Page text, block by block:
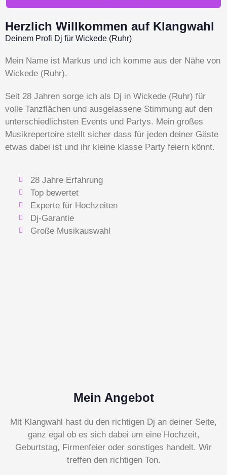
Herzlich Willkommen auf Klangwahl
Deinem Profi Dj für Wickede (Ruhr)
Mein Name ist Markus und ich komme aus der Nähe von
Wickede (Ruhr).
Seit 28 Jahren sorge ich als Dj in Wickede (Ruhr) für
volle Tanzflächen und ausgelassene Stimmung auf den
unterschiedlichsten Events und Partys. Mein großes
Musikrepertoire stellt sicher dass für jeden deiner Gäste
etwas dabei ist und ihr kleine klasse Party feiern könnt.
28 Jahre Erfahrung
Top bewertet
Experte für Hochzeiten
Dj-Garantie
Große Musikauswahl
Mein Angebot
Mit Klangwahl hast du den richtigen Dj an deiner Seite,
ganz egal ob es sich dabei um eine Hochzeit,
Geburtstag, Firmenfeier oder sonstiges handelt. Wir
treffen den richtigen Ton.